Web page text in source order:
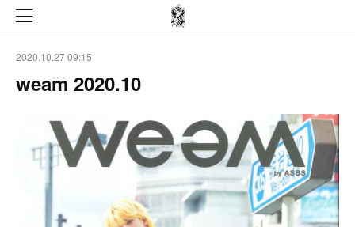
2020.10.27 09:15
weam 2020.10